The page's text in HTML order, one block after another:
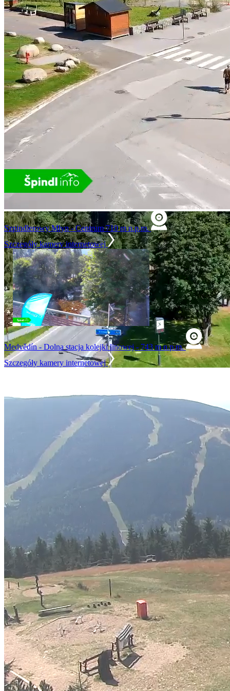
Właścicielem kamery internetowej
Špindlerův Mlýn – centrum jest firma
Spindleruv-Mlyn.com s.r.o., która nie
ponosi żadnej odpowiedzialności za jakość
obrazu, działanie i późniejsze udostępnianie
obrazu.
Ta kamera internetowa w Szpindlerowym
Młynie służy wyłącznie do obserwacji
pogody. Jej rozdzielczość celowo nie
pozwala na rozpoznanie osób, twarzy,
numerów rejestracyjnych samochodów itp.
Działanie kamery internetowej jest zgodne
ze wszystkimi wymogami przepisów
Video Player is loading.
Play Video
Skip Forward
Unmute
Current Time
Duration
Stream Type LIVE
Seek to live, currently behind live LIVE
Remaining Time --:-:-
1x
Playback Rate
Chapters
Chapters
Descriptions
descriptions off, selected
Subtitles
Szpindlerowy Młyn - Centrum 710 m n.p.m.
Szczegóły kamery internetowej
Medvědín - Dolna stacja kolejki linowej - 743 m n.p.m.
Szczegóły kamery internetowej